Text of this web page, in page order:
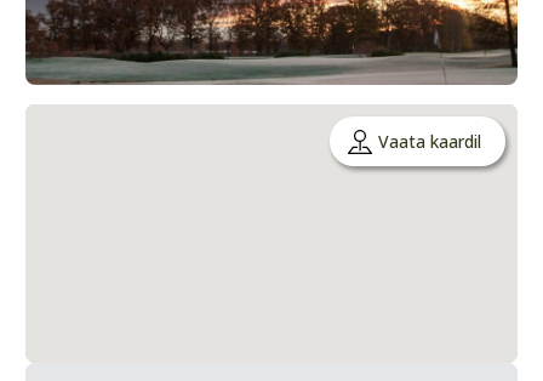
Vaata kaardil